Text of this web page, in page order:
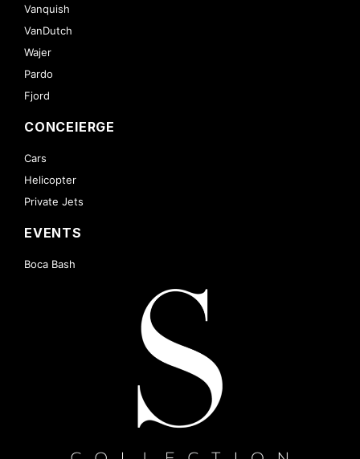
Vanquish
VanDutch
Wajer
Pardo
Fjord
CONCEIERGE
Cars
Helicopter
Private Jets
EVENTS
Boca Bash